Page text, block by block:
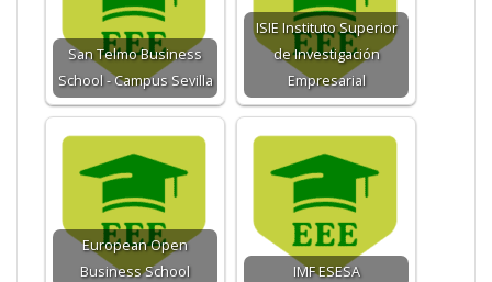
San Telmo Business
School - Campus Sevilla
ISIE Instituto Superior
de Investigación
Empresarial
European Open
Business School
IMF ESESA